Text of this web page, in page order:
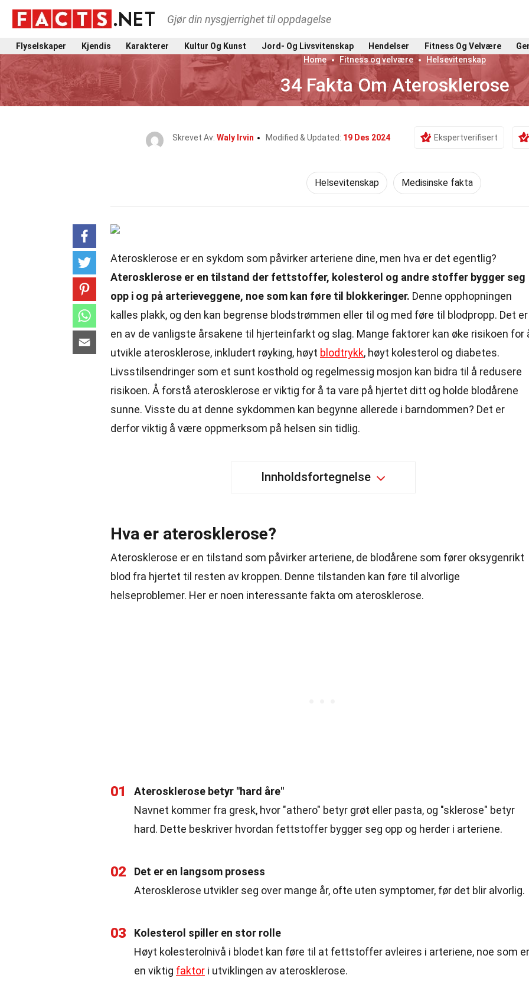
Gjør din nysgjerrighet til oppdagelse
Flyselskaper Kjendis Karakterer Kultur Og Kunst Jord- Og Livsvitenskap Hendelser Fitness Og Velvære
Home
Fitness og velvære Helsevitenskap
34 Fakta Om Aterosklerose
Skrevet Av: Waly Irvin Modified & Updated: 19 Des 2024 Ekspertverifisert
Helsevitenskap Medisinske fakta
Aterosklerose er en sykdom som påvirker arteriene dine, men hva er det egentlig?
Aterosklerose er en tilstand der fettstoffer, kolesterol og andre stoffer bygger seg
opp i og på arterieveggene, noe som kan føre til blokkeringer. Denne opphopningen
kalles plakk, og den kan begrense blodstrømmen eller til og med føre til blodpropp. Det er
en av de vanligste årsakene til hjerteinfarkt og slag. Mange faktorer kan øke risikoen for
utvikle aterosklerose, inkludert røyking, høyt blodtrykk, høyt kolesterol og diabetes.
Livsstilsendringer som et sunt kosthold og regelmessig mosjon kan bidra til å redusere
risikoen. Å forstå aterosklerose er viktig for å ta vare på hjertet ditt og holde blodårene
sunne. Visste du at denne sykdommen kan begynne allerede i barndommen? Det er
derfor viktig å være oppmerksom på helsen sin tidlig.
Innholdsfortegnelse
Hva er aterosklerose?
Aterosklerose er en tilstand som påvirker arteriene, de blodårene som fører oksygenrikt
blod fra hjertet til resten av kroppen. Denne tilstanden kan føre til alvorlige
helseproblemer. Her er noen interessante fakta om aterosklerose.
01
Aterosklerose betyr "hard åre"
Navnet kommer fra gresk, hvor "athero" betyr grøt eller pasta, og "sklerose" betyr
hard. Dette beskriver hvordan fettstoffer bygger seg opp og herder i arteriene.
02
Det er en langsom prosess
Aterosklerose utvikler seg over mange år, ofte uten symptomer, før det blir alvorlig.
03
Kolesterol spiller en stor rolle
Høyt kolesterolnivå i blodet kan føre til at fettstoffer avleires i arteriene, noe som er
en viktig faktor i utviklingen av aterosklerose.